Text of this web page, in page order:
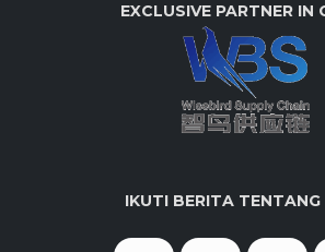
EXCLUSIVE PARTNER IN
IKUTI BERITA TENTANG